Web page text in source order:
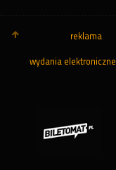
reklama
wydania elektroniczne